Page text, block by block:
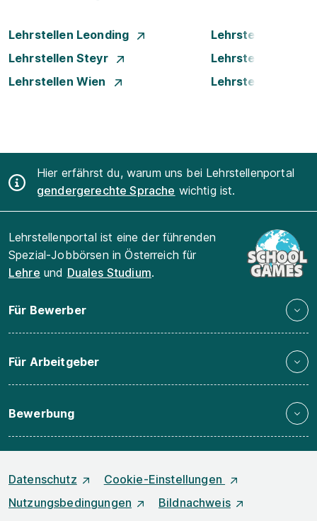
Lehrstellen Leonding
Lehrstellen Linz
Lehrstellen Steyr
Lehrstellen Traun
Lehrstellen Wien
Lehrstellen
Hier erfährst du, warum uns bei Lehrstellenportal
gendergerechte Sprache wichtig ist.
Lehrstellenportal ist eine der führenden
Spezial-Jobbörsen in Österreich für
Lehre und Duales Studium.
Für Bewerber
Für Arbeitgeber
Bewerbung
Datenschutz
Cookie-Einstellungen
Nutzungsbedingungen
Bildnachweis